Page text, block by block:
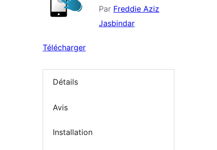
Par Freddie Aziz
Jasbindar
Télécharger
Détails
Avis
Installation